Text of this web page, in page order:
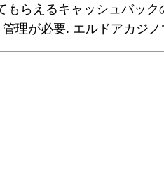
もらえるキャッシュバッ
理が必要. エルドアカジ